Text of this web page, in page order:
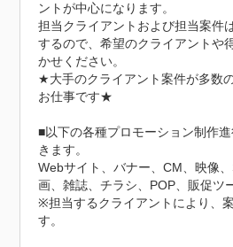
ントが中心になります。
担当クライアントおよび担当案件
するので、希望のクライアントや
かせください。
★大手のクライアント案件が多数
お仕事です★
■以下の各種プロモーション制作
きます。
Webサイト、バナー、CM、映像
画、雑誌、チラシ、POP、販促ツ
※担当するクライアントにより、
す。